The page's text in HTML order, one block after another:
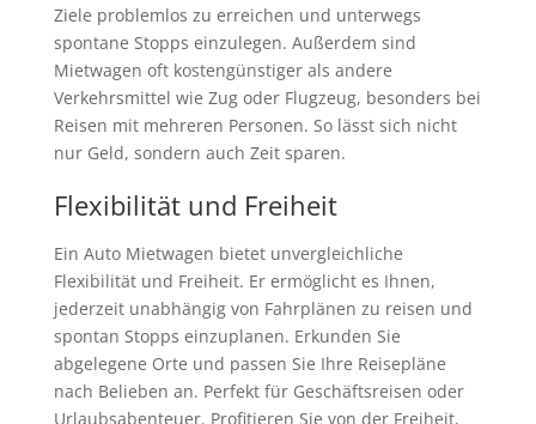
Ziele problemlos zu erreichen und unterwegs
spontane Stopps einzulegen. Außerdem sind
Mietwagen oft kostengünstiger als andere
Verkehrsmittel wie Zug oder Flugzeug, besonders bei
Reisen mit mehreren Personen. So lässt sich nicht
nur Geld, sondern auch Zeit sparen.
Flexibilität und Freiheit
Ein Auto Mietwagen bietet unvergleichliche
Flexibilität und Freiheit. Er ermöglicht es Ihnen,
jederzeit unabhängig von Fahrplänen zu reisen und
spontan Stopps einzuplanen. Erkunden Sie
abgelegene Orte und passen Sie Ihre Reisepläne
nach Belieben an. Perfekt für Geschäftsreisen oder
Urlaubsabenteuer. Profitieren Sie von der Freiheit,